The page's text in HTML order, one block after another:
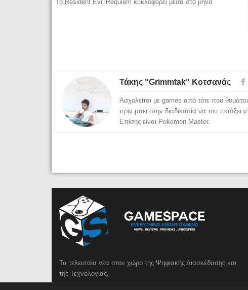
To Resident Evil Requiem κυκλοφορεί μέσα στο μήνα
Τάκης "Grimmtak" Κοτσανάς
Ασχολείται με games από τότε που
πριν μπει στην διαδικασία να του πετάξει
Επίσης είναι Pokemon Master.
Τα τελευταία νέα στον χώρο της Ψηφιακής Διασκέδασης και
της Τεχνολογίας.